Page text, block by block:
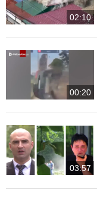
02:10
00:20
03:57